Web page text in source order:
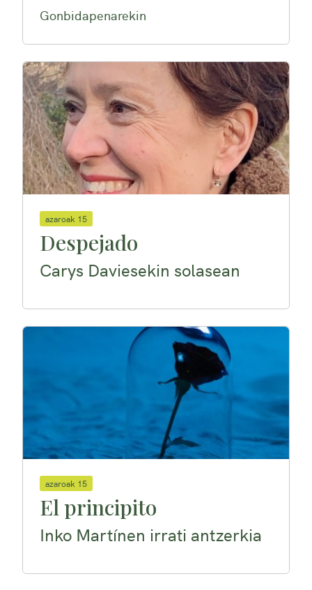
Gonbidapenarekin
azaroak 15
Despejado
Carys Daviesekin solasean
azaroak 15
El principito
Inko Martínen irrati antzerkia